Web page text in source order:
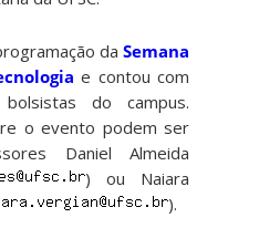
daSemana
e contou com
do campus.
o evento podem ser
Daniel Almeida
) ou Naiara
).